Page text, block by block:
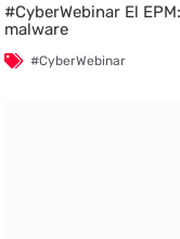
#CyberWebinar El
malware
#CyberWebinar